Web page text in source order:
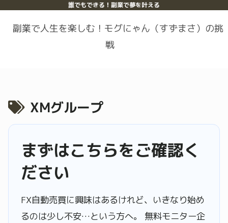
誰でもできる！副業で夢を叶える
副業で人生を楽しむ！モグにゃん（すずまさ）の挑
戦
XMグループ
まずはこちらをご確認く
ださい
FX自動売買に興味はあるけれど、いきなり始め
るのは少し不安…という方へ。 無料モニター企